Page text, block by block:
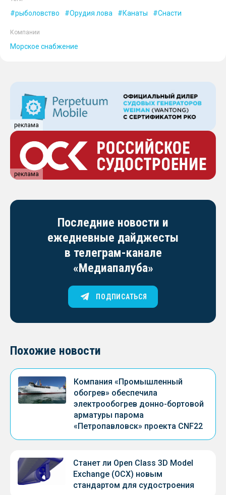
рыболовство Орудия лова Канаты Снасти
Компании
Морское снабжение
реклама
реклама
Последние новости и
ежедневные дайджесты
в телеграм-канале
«Медиапалуба»
ПОДПИСАТЬСЯ
Похожие новости
Компания «Промышленный
обогрев» обеспечила
электрообогрев донно-бортовой
арматуры парома
«Петропавловск» проекта CNF22
Станет ли Open Class 3D Model
Exchange (OCX) новым
стандартом для судостроения